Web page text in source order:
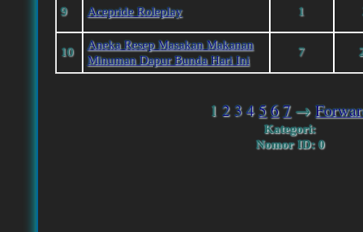
9 Acepride Roleplay 1
10
Aneka Resep Masakan Makanan
Minuman Dapur Bunda Hari Ini
7
1234567 →
Kategori:
Nomor ID: 0